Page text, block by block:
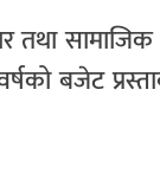
तथा
बजेट